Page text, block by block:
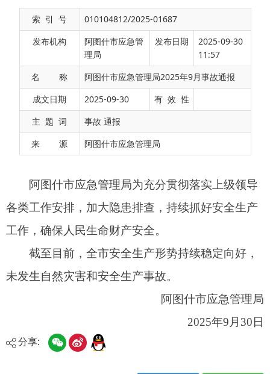
索 引 号
010104812/2025-01687
发布机构
阿图什市应急管
理局
发布日期
2025-09-30
11:57
名 称
阿图什市应急管理局2025年9月事故通报
成文日期
2025-09-30
有 效 性
主 题 词
事故 通报
来 源
阿图什市应急管理局
各类工作安排，加大隐患排查，持续抓好安全生产
工作，确保人民生命财产安全。
截至目前，全市安全生产形势持续稳定向好，
阿图什市应急管理局
2025年9月30日
分享: